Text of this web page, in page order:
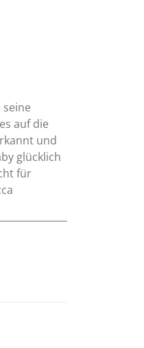
auf die
und
glücklich
für